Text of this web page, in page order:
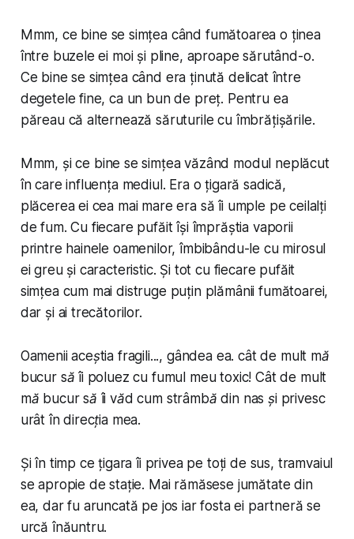
Mmm, ce bine se simțea când fumătoarea o ținea
între buzele ei moi și pline, aproape sărutând-o.
Ce bine se simțea când era ținută delicat între
degetele fine, ca un bun de preț. Pentru ea
păreau că alternează săruturile cu îmbrățișările.
Mmm, și ce bine se simțea văzând modul neplăcut
în care influența mediul. Era o țigară sadică,
plăcerea ei cea mai mare era să îi umple pe ceilalți
de fum. Cu fiecare pufăit își împrăștia vaporii
printre hainele oamenilor, îmbibându-le cu mirosul
ei greu și caracteristic. Și tot cu fiecare pufăit
simțea cum mai distruge puțin plămânii fumătoarei,
dar și ai trecătorilor.
Oamenii aceștia fragili..., gândea ea.cât de mult mă
bucur să îi poluez cu fumul meu toxic! Cât de mult
mă bucur să îi văd cum strâmbă din nas și privesc
urât în direcția mea.
Și în timp ce țigara îi privea pe toți de sus, tramvaiul
se apropie de stație. Mai rămăsese jumătate din
ea, dar fu aruncată pe jos iar fosta ei partneră se
urcă înăuntru.